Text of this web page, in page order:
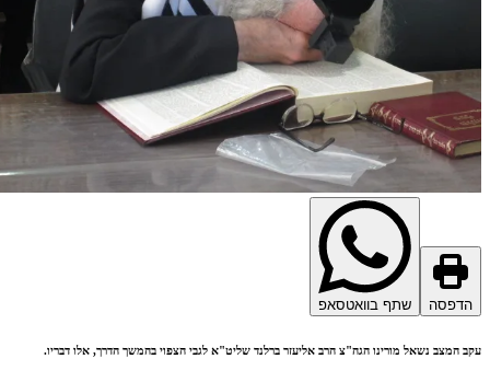
שתף בוואטסאפ
המצב נשאל מורינו הגה"צ הרב אליעזר ברלנד שליט"א לגבי הצפוי בהמשך הדרך, אלו דבריו.